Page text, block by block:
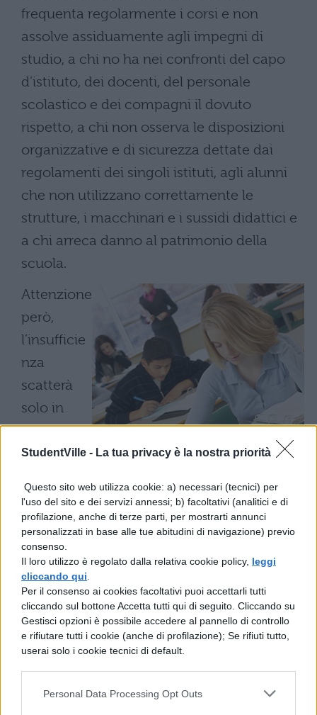
StudentVille - La tua privacy è la nostra priorità
Questo sito web utilizza cookie: a) necessari (tecnici) per
l'uso del sito e dei servizi annessi; b) facoltativi (analitici e di
profilazione, anche di terze parti, per mostrarti annunci
personalizzati in base alle tue abitudini di navigazione) previo
consenso.
Il loro utilizzo è regolato dalla relativa cookie policy, leggi
cliccando qui
Per il consenso ai cookies facoltativi puoi accettarli tutti
cliccando sul bottone Accetta tutti qui di seguito. Cliccando su
Gestisci opzioni è possibile accedere al pannello di controllo
e rifiutare tutti i cookie (anche di profilazione); Se rifiuti tutto,
userai solo i cookie tecnici di default.
Personal Data Processing Opt Outs
frequenta regolarmente i corsi e non
assolve assiduamente agli impegni di
studio, a chi no ha nei confronti del capo
d’istituto, dei docenti, del personale
scolastico e dei compagni il dovuto
rispetto, a chi non osserva le disposizioni
organizzative e di sicurezza dettate dai
regolamenti dei singoli istituti, agli alunni
che non utilizzano correttamente le
strutture, i macchinari e i sussidi didattici e
a chi arreca danno al patrimonio della
scuola.
Attenzione
però,
l’insufficie
nza
scatterà
solo in
seguito ad
una prima
disciplinare, una specie di “cartellino
giallo” in termini calcistici. Se dopo il
primo avvertimento, il comportamento
negativo dello studente dovesse
continuare, allora il collegio dei docenti
sarà costretto ad applicare il cinque. Una
valutazione complessiva, fino ad ora basata
sull’apprendimento, che terrà conto quindi
come elemento di supporto per il processo